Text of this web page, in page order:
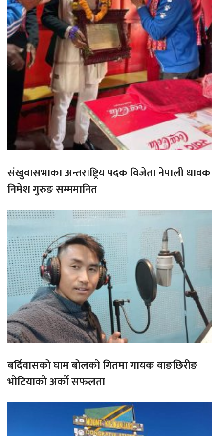
संखुवासभाका अन्तराष्ट्रिय पदक विजेता नेपाली धावक
निमेश गुरुङ सम्ममानित
बर्दिवासको घाम बोलको गितमा गायक वाङछिरीङ
भोटियाको अर्को सफलता